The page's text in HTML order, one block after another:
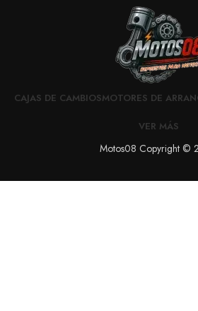
CAJAS DE CAMBIOSMOTORES DE
VER MÁS
Motos08 Copyright ©